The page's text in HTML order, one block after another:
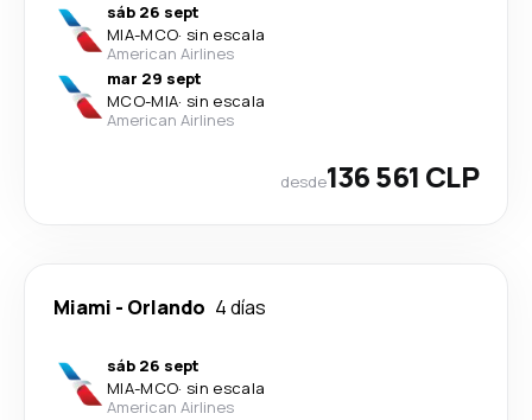
sáb 26 sept
MIA-MCO· sin escala
American Airlines
mar 29 sept
MCO-MIA· sin escala
American Airlines
desde136 561 CLP
Miami - Orlando 4 días
sáb 26 sept
MIA-MCO· sin escala
American Airlines